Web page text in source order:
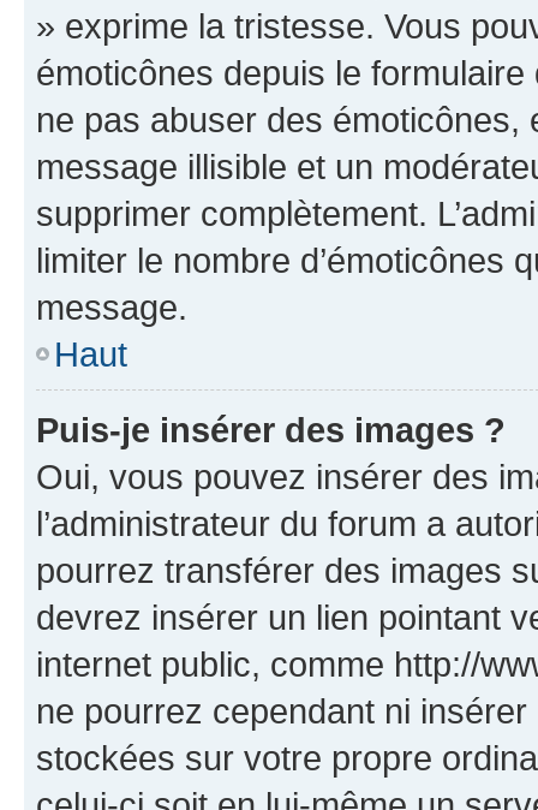
» exprime la tristesse. Vous
émoticônes depuis le
ne pas abuser des
message illisible et un
supprimer complètement.
limiter le nombre d’émoticônes
message.
Haut
Puis-je insérer des images ?
Oui, vous pouvez insérer des
l’administrateur du forum a
pourrez transférer des images
devrez insérer un lien pointant
internet public, comme http://
ne pourrez cependant ni
stockées sur votre propre